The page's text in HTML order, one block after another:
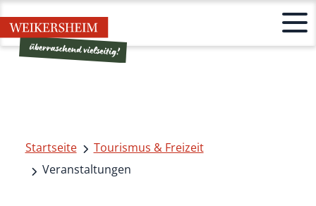
Startseite
Tourismus & Freizeit
Veranstaltungen